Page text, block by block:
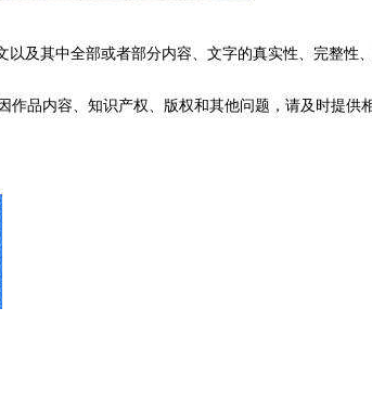
及其中全部或者部分内容、文字的真实性、完整性
品内容、知识产权、版权和其他问题，请及时提供